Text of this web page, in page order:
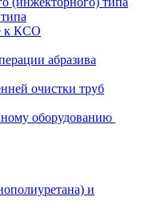
к КСО
абразива
очистки труб
оборудованию
и